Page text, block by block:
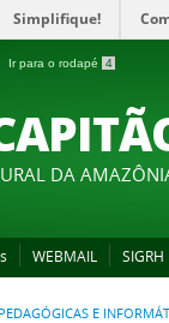
Simplifique!
Ir para o rodapé 4
DA
WEBMAIL SIGRH
E